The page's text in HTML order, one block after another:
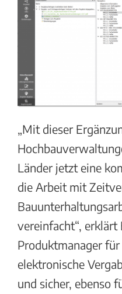
„Mit dieser
Länder jetzt eine
die Arbeit mit
vereinfacht“, erklärt
Produktmanager für
elektronische
und sicher, ebenso